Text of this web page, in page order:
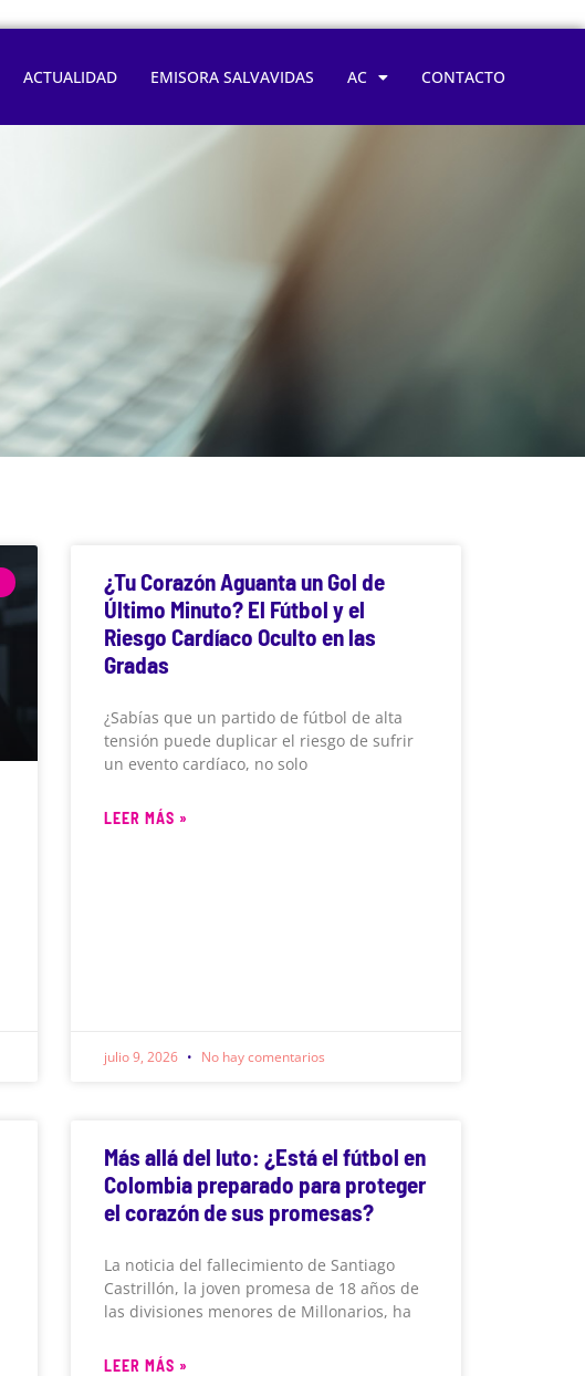
ACTUALIDAD EMISORA SALVAVIDAS AC CONTACTO
¿Tu Corazón Aguanta un Gol de
Último Minuto? El Fútbol y el
Riesgo Cardíaco Oculto en las
Gradas
¿Sabías que un partido de fútbol de alta
tensión puede duplicar el riesgo de sufrir
un evento cardíaco, no solo
LEER MÁS »
julio 9, 2026 No hay comentarios
Más allá del luto: ¿Está el fútbol en
Colombia preparado para proteger
el corazón de sus promesas?
La noticia del fallecimiento de Santiago
Castrillón, la joven promesa de 18 años de
las divisiones menores de Millonarios, ha
LEER MÁS »